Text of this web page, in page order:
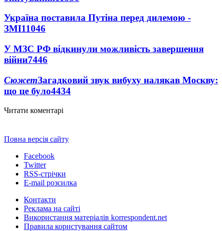
Україна поставила Путіна перед дилемою -
ЗМІ11046
У МЗС РФ відкинули можливість завершення
війни7446
СюжетЗагадковий звук вибуху налякав Москву:
що це було4434
Читати коментарі
Повна версія сайту
Facebook
Twitter
RSS-стрічки
E-mail розсилка
Контакти
Реклама на сайті
Використання матеріалів korrespondent.net
Правила користування сайтом